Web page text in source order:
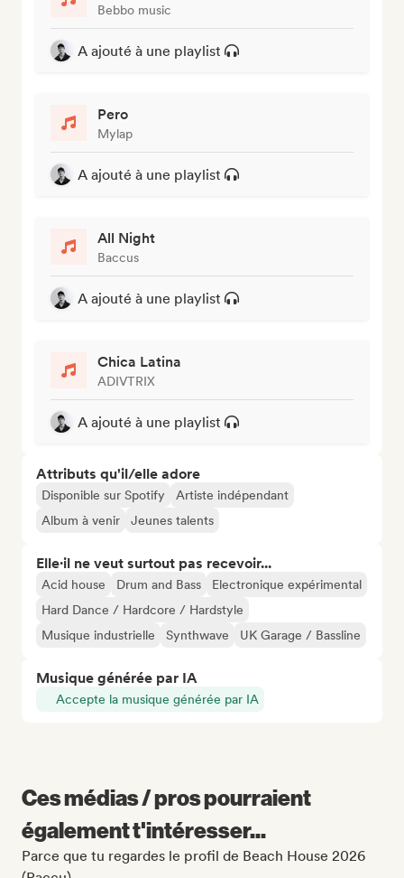
Bebbo music
A ajouté à une playlist
Pero
Mylap
A ajouté à une playlist
All Night
Baccus
A ajouté à une playlist
Chica Latina
ADIVTRIX
A ajouté à une playlist
Attributs qu'il/elle adore
Disponible sur Spotify
Artiste indépendant
Album à venir
Jeunes talents
Elle·il ne veut surtout pas recevoir...
Acid house Drum and Bass
Electronique expérimental
Hard Dance / Hardcore / Hardstyle
Musique industrielle
Synthwave UK Garage / Bassline
Musique générée par IA
Accepte la musique générée par IA
Ces médias / pros pourraient
également t'intéresser...
Parce que tu regardes le profil de Beach House 2026